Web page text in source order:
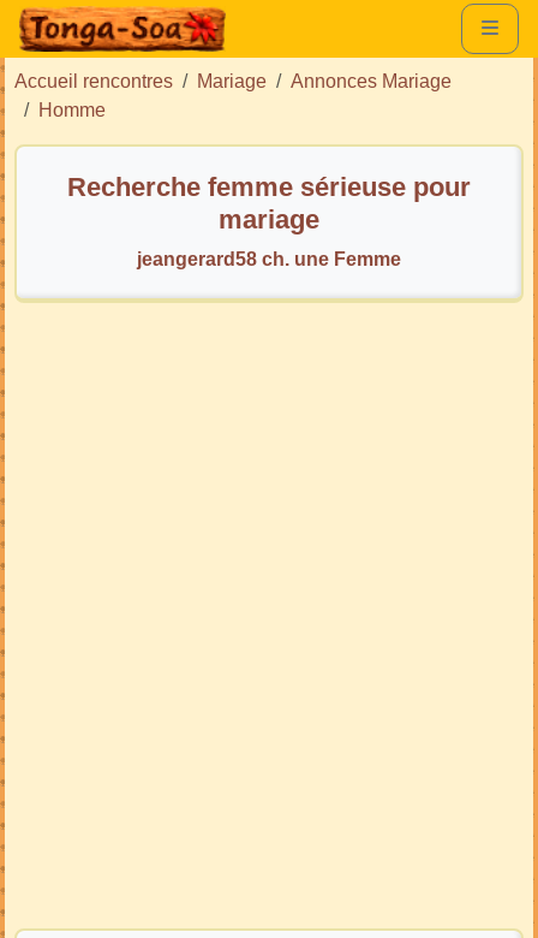
Accueil rencontres Mariage
Annonces Mariage
Homme
Recherche femme sérieuse pour
mariage
jeangerard58 ch. une Femme